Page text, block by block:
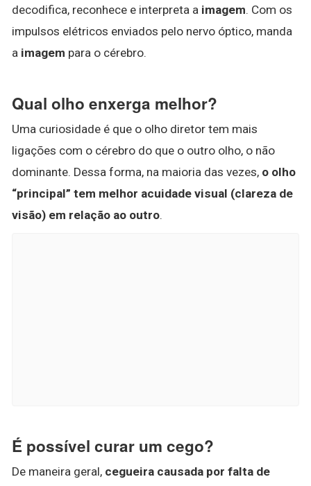
decodifica, reconhece e interpreta a imagem. Com os
impulsos elétricos enviados pelo nervo óptico, manda
a imagem para o cérebro.
Qual olho enxerga melhor?
Uma curiosidade é que o olho diretor tem mais
ligações com o cérebro do que o outro olho, o não
dominante. Dessa forma, na maioria das vezes, o olho
“principal” tem melhor acuidade visual (clareza de
visão) em relação ao outro.
É possível curar um cego?
De maneira geral, cegueira causada por falta de